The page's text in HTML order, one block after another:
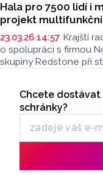
Hala pro 7500 lidí i
projekt
23.03.26 14:57 Krajští
o spolupráci s firmou
skupiny Redstone při
hejtman Ladislav
Odběr
Chcete
schránky?